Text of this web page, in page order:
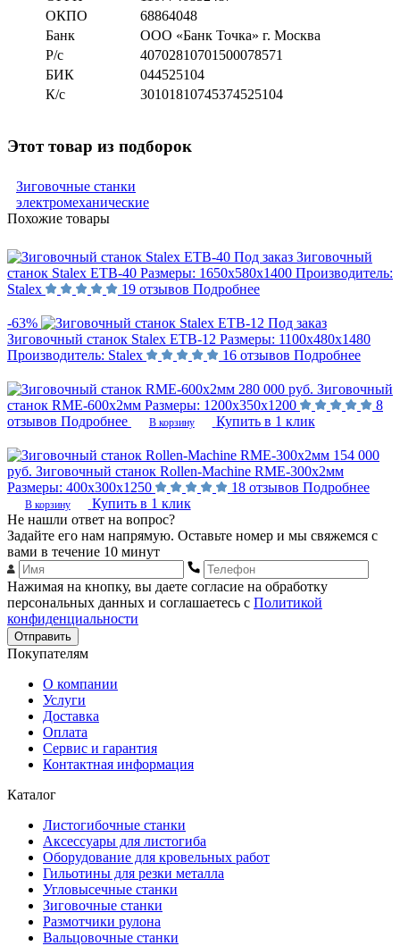
ОКПО
68864048
Банк
ООО «Банк Точка» г. Москва
Р/с
40702810701500078571
БИК
044525104
К/с
30101810745374525104
Этот товар из подборок
Зиговочные станки
электромеханические
Похожие товары
Под заказ Зиговочный
станок Stalex ETB-40 Размеры: 1650х580х1400 Производитель:
Stalex
19 отзывов Подробнее
-63%
Под заказ
Зиговочный станок Stalex ETB-12 Размеры: 1100х480х1480
Производитель: Stalex 16 отзывов Подробнее
280 000 руб. Зиговочный
станок RME-600x2мм Размеры: 1200х350х1200
8
отзывов Подробнее В корзину Купить в 1 клик
154 000
руб. Зиговочный станок Rollen-Machine RME-300x2мм
Размеры: 400х300х1250 18 отзывов Подробнее
В корзину
Купить в 1 клик
Не нашли ответ на вопрос?
Задайте его нам напрямую. Оставьте номер и мы свяжемся с
вами в течение 10 минут
Нажимая на кнопку, вы даете согласие на обработку
персональных данных и соглашаетесь с Политикой
конфиденциальности
Отправить
Покупателям
О компании
Услуги
Доставка
Оплата
Сервис и гарантия
Контактная информация
Каталог
Листогибочные станки
Аксессуары для листогиба
Оборудование для кровельных работ
Гильотины для резки металла
Угловысечные станки
Зиговочные станки
Размотчики рулона
Вальцовочные станки